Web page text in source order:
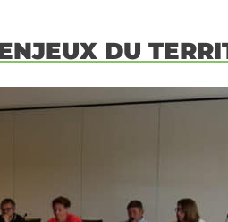
DU